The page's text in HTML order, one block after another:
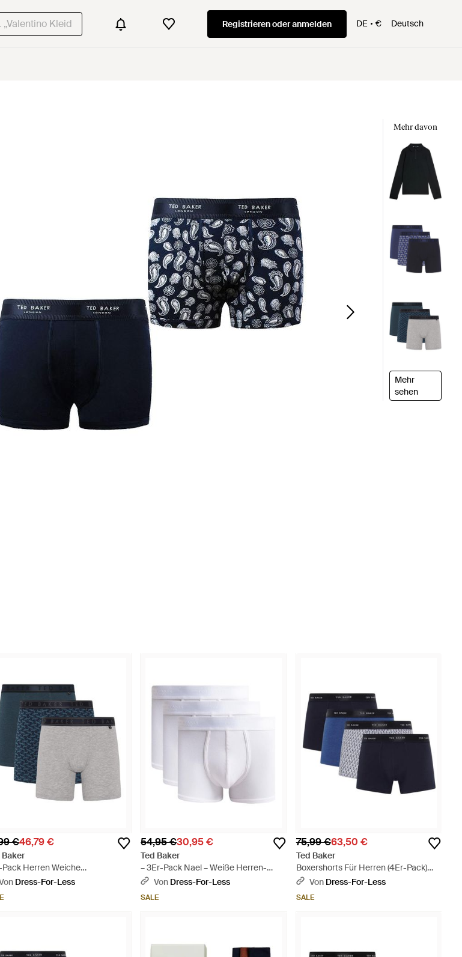
Registrieren oder anmelden DE € Deutsch
Mehr davon
Mehr
sehen
€46,79 €
Baker
Herren Weiche
Baumwoll-
Dress-For-Less
54,95 €30,95 €
Ted Baker
– 3Er-Pack Nael – Weiße Herren-
Unterhosen - Weiß
Von Dress-For-Less
SALE
75,99 €63,50 €
Ted Baker
Boxershorts Für Herren (4Er-Pack)
(Marine/Bunt) - Blau
Von Dress-For-Less
SALE